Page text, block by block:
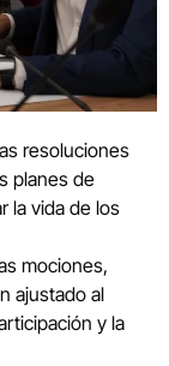
resoluciones
planes de
la vida de los
mociones,
ajustado al
y la